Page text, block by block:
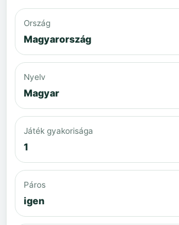
Ország
Magyarország
Nyelv
Magyar
Játék gyakorisága
1
Páros
igen